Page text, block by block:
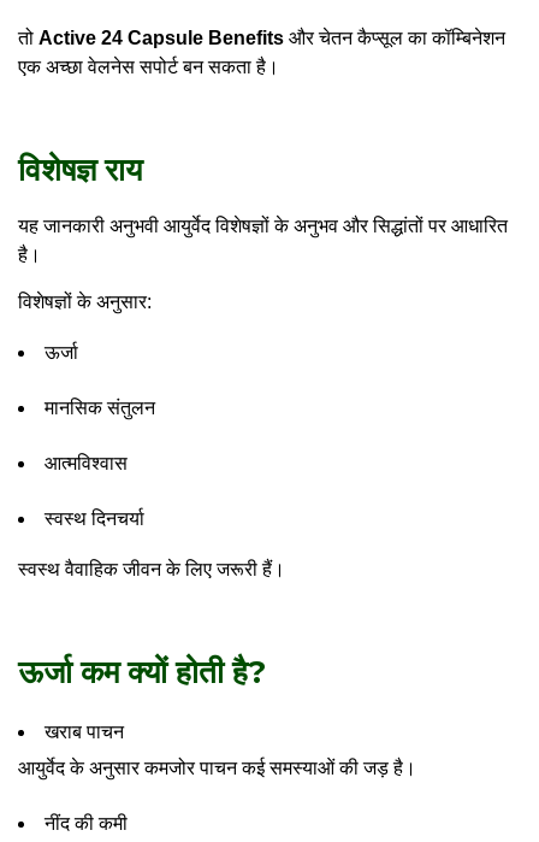
तो Active 24 Capsule Benefits और चेतन कैप्सूल का कॉम्बिनेशन
एक अच्छा वेलनेस सपोर्ट बन सकता है।
विशेषज्ञ राय
यह जानकारी अनुभवी आयुर्वेद विशेषज्ञों के अनुभव और सिद्धांतों पर आधारित
है।
विशेषज्ञों के अनुसार:
ऊर्जा
मानसिक संतुलन
आत्मविश्वास
स्वस्थ दिनचर्या
स्वस्थ वैवाहिक जीवन के लिए जरूरी हैं।
ऊर्जा कम क्यों होती है?
खराब पाचन
आयुर्वेद के अनुसार कमजोर पाचन कई समस्याओं की जड़ है।
नींद की कमी